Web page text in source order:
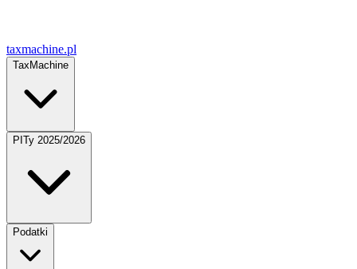
taxmachine.pl
TaxMachine
PITy 2025/2026
Podatki